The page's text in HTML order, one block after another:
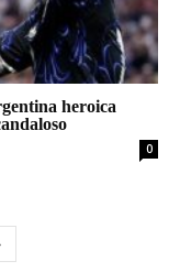
heroica
0